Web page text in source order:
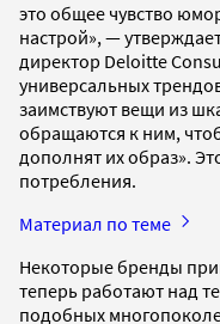
это общее чувство
настрой», —
директор Deloitte
универсальных
заимствуют вещи из
обращаются к ним,
дополнят их образ».
потребления.
Материал по теме
Некоторые бренды
теперь работают над
подобных